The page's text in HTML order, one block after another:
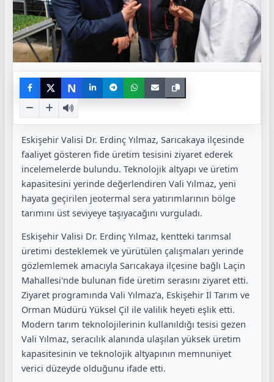
N
Eskişehir Valisi Dr. Erdinç Yılmaz, Sarıcakaya ilçesinde
faaliyet gösteren fide üretim tesisini ziyaret ederek
incelemelerde bulundu. Teknolojik altyapı ve üretim
kapasitesini yerinde değerlendiren Vali Yılmaz, yeni
hayata geçirilen jeotermal sera yatırımlarının bölge
tarımını üst seviyeye taşıyacağını vurguladı.
Eskişehir Valisi Dr. Erdinç Yılmaz, kentteki tarımsal
üretimi desteklemek ve yürütülen çalışmaları yerinde
gözlemlemek amacıyla Sarıcakaya ilçesine bağlı Laçin
Mahallesi'nde bulunan fide üretim serasını ziyaret etti.
Ziyaret programında Vali Yılmaz’a, Eskişehir İl Tarım ve
Orman Müdürü Yüksel Çil ile valilik heyeti eşlik etti.
Modern tarım teknolojilerinin kullanıldığı tesisi gezen
Vali Yılmaz, seracılık alanında ulaşılan yüksek üretim
kapasitesinin ve teknolojik altyapının memnuniyet
verici düzeyde olduğunu ifade etti.